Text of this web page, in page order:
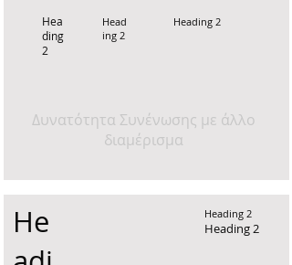
Hea
ding
2
Head
ing 2
Heading 2
Δυνατότητα Συνένωσης με άλλο
διαμέρισμα
He
Heading 2
Heading 2